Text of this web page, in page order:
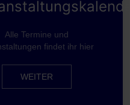
Alle Termine und
findet ihr hier
WEITER